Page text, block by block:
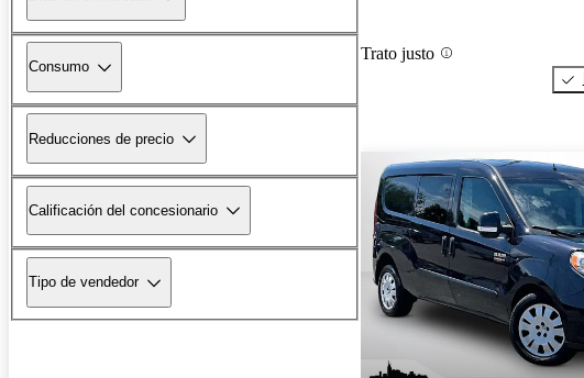
Consumo
Reducciones de precio
Calificación del concesionario
Tipo de vendedor
Trato justo